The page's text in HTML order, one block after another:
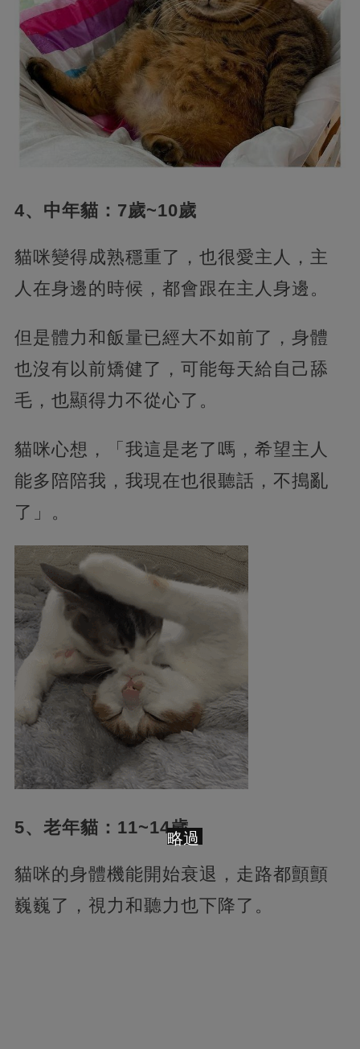
4、中年貓：7歲~10歲
貓咪變得成熟穩重了，也很愛主人，主
人在身邊的時候，都會跟在主人身邊。
但是體力和飯量已經大不如前了，身體
也沒有以前矯健了，可能每天給自己舔
毛，也顯得力不從心了。
貓咪心想，「我這是老了嗎，希望主人
能多陪陪我，我現在也很聽話，不搗亂
了」。
5、老年貓：11~14歲
貓咪的身體機能開始衰退，走路都顫顫
巍巍了，視力和聽力也下降了。
略過